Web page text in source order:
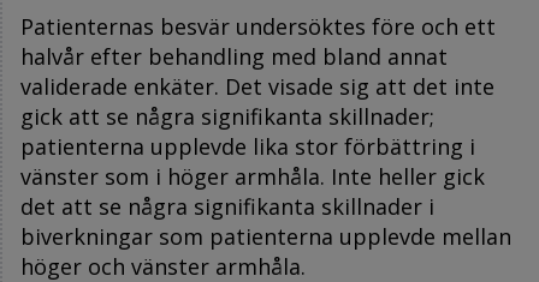
Patienternas besvär undersöktes före och ett
halvår efter behandling med bland annat
validerade enkäter. Det visade sig att det inte
gick att se några signifikanta skillnader;
patienterna upplevde lika stor förbättring i
vänster som i höger armhåla. Inte heller gick
det att se några signifikanta skillnader i
biverkningar som patienterna upplevde mellan
höger och vänster armhåla.